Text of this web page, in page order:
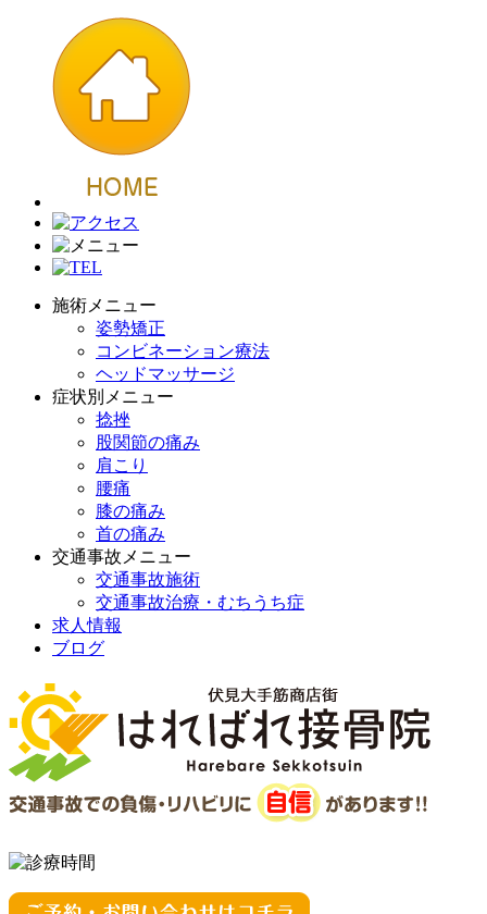
施術メニュー
姿勢矯正
コンビネーション療法
ヘッドマッサージ
症状別メニュー
捻挫
股関節の痛み
肩こり
腰痛
膝の痛み
首の痛み
交通事故メニュー
交通事故施術
交通事故治療・むちうち症
求人情報
ブログ